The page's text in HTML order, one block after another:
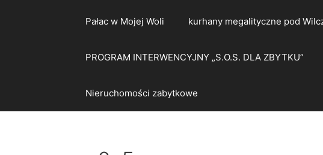
Pałac w Mojej Woli kurhany megalityczne pod
PROGRAM INTERWENCYJNY „S.O.S. DLA ZBYTKU”
Nieruchomości zabytkowe